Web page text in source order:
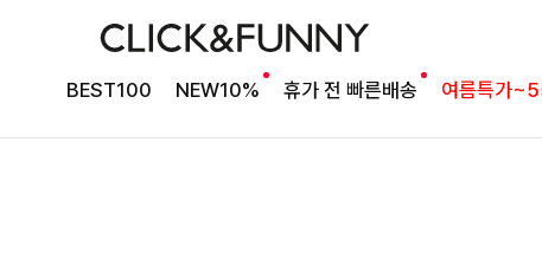
BEST100 NEW10% 휴가 전 빠른배송 여름특가
여름의 끝을 완성할
감각적인 원피스